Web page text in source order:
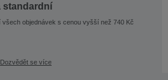
standardní
všech objednávek s cenou vyšší než 740 Kč
Dozvědět se více